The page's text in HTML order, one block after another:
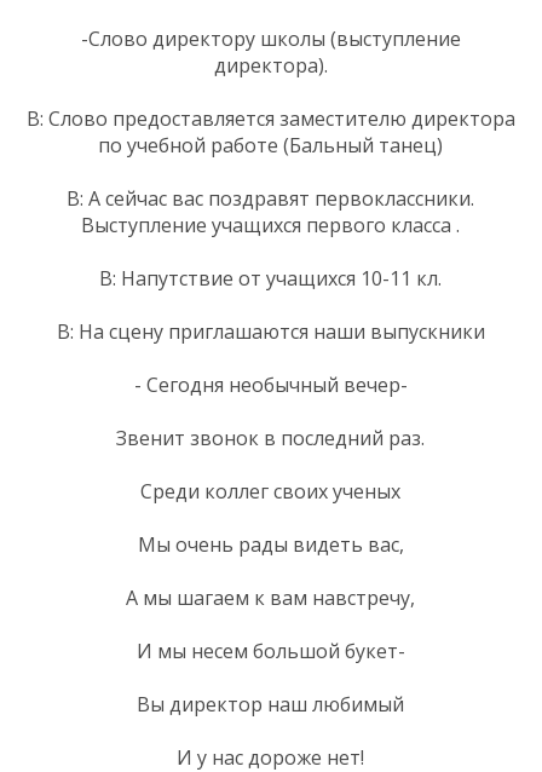
-Слово директору школы (выступление
директора).
В: Слово предоставляется заместителю директора
по учебной работе (Бальный танец)
В: А сейчас вас поздравят первоклассники.
Выступление учащихся первого класса .
В: Напутствие от учащихся 10-11 кл.
В: На сцену приглашаются наши выпускники
- Сегодня необычный вечер-
Звенит звонок в последний раз.
Среди коллег своих ученых
Мы очень рады видеть вас,
А мы шагаем к вам навстречу,
И мы несем большой букет-
Вы директор наш любимый
И у нас дороже нет!